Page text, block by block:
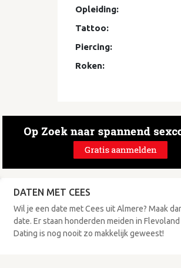
Opleiding:
Tattoo:
Piercing:
Roken:
DATEN MET CEES
Wil je een date met Cees uit Almere? Maak
date. Er staan honderden meiden in
Dating is nog nooit zo makkelijk geweest!